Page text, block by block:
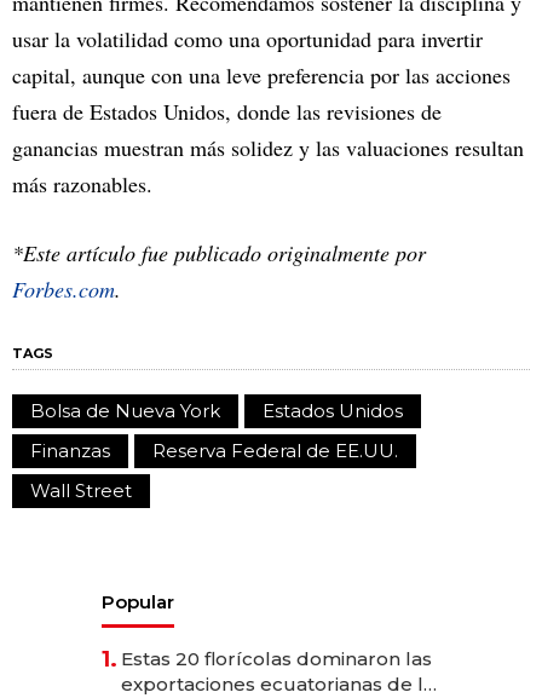
usar la volatilidad como una oportunidad para invertir
capital, aunque con una leve preferencia por las acciones
fuera de Estados Unidos, donde las revisiones de
ganancias muestran más solidez y las valuaciones resultan
más razonables.
*Este artículo fue publicado originalmente por
Forbes.com.
TAGS
Bolsa de Nueva York
Estados Unidos
Finanzas
Reserva Federal de EE.UU.
Wall Street
Popular
1. Estas 20 florícolas dominaron las
exportaciones ecuatorianas de la